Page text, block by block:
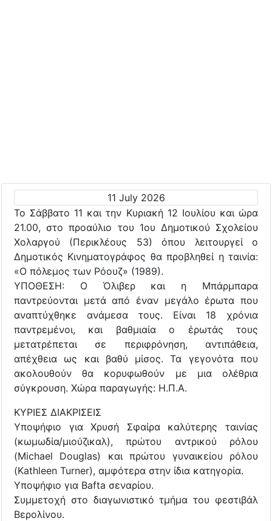
11 July 2026
Το Σάββατο 11 και την Κυριακή 12 Ιουλίου και ώρα
21.00, στο προαύλιο του 1ου Δημοτικού Σχολείου
Χολαργού (Περικλέους 53) όπου λειτουργεί ο
Δημοτικός Κινηματογράφος θα προβληθεί η ταινία:
«Ο πόλεμος των Ρόουζ» (1989).
ΥΠΟΘΕΣΗ: Ο Όλιβερ και η Μπάρμπαρα
παντρεύονται μετά από έναν μεγάλο έρωτα που
αναπτύχθηκε ανάμεσα τους. Είναι 18 χρόνια
παντρεμένοι, και βαθμιαία ο έρωτάς τους
μετατρέπεται σε περιφρόνηση, αντιπάθεια,
απέχθεια ως και βαθύ μίσος. Τα γεγονότα που
ακολουθούν θα κορυφωθούν με μια ολέθρια
σύγκρουση. Χώρα παραγωγής: Η.Π.Α.
ΚΥΡΙΕΣ ΔΙΑΚΡΙΣΕΙΣ
Υποψήφιο για Χρυσή Σφαίρα καλύτερης ταινίας
(κωμωδία/μιούζικαλ), πρώτου αντρικού ρόλου
(Michael Douglas) και πρώτου γυναικείου ρόλου
(Kathleen Turner), αμφότερα στην ίδια κατηγορία.
Υποψήφιο για Bafta σεναρίου.
Συμμετοχή στο διαγωνιστικό τμήμα του φεστιβάλ
Βερολίνου.